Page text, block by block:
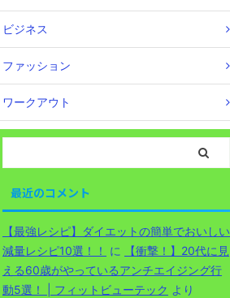
ビジネス
ファッション
ワークアウト
最近のコメント
【最強レシピ】ダイエットの簡単でおいしい
減量レシピ10選！！
に
【衝撃！】20代に見
える60歳がやっているアンチエイジング行
動5選！ | フィットビューテック より